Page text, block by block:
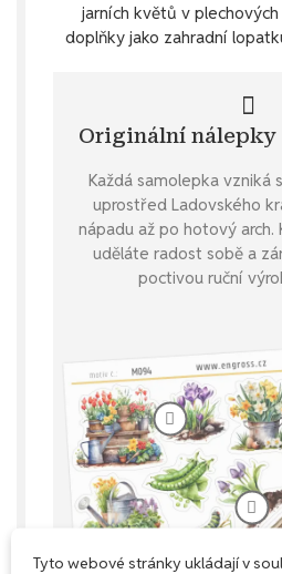
jarních květů v
doplňky jako zahradní
Originální nálepky
Každá samolepka vzniká
uprostřed Ladovského
nápadu až po hotový
uděláte radost sobě a
poctivou ruční
Tyto webové stránky ukládají v